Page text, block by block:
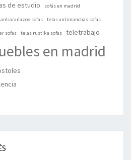
de estudio sofás en madrid
sofas telas antimanchas sofas
sofas telas rustika sofas teletrabajo
en madrid